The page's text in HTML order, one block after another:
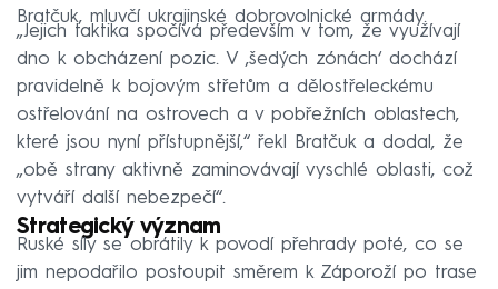
Bratčuk, mluvčí ukrajinské dobrovolnické armády.
„Jejich taktika spočívá především v tom, že využívají
dno k obcházení pozic. V ‚šedých zónách‘ dochází
pravidelně k bojovým střetům a dělostřeleckému
ostřelování na ostrovech a v pobřežních oblastech,
které jsou nyní přístupnější,“ řekl Bratčuk a dodal, že
„obě strany aktivně zaminovávají vyschlé oblasti, což
vytváří další nebezpečí“.
Strategický význam
Ruské síly se obrátily k povodí přehrady poté, co se
jim nepodařilo postoupit směrem k Záporoží po trase